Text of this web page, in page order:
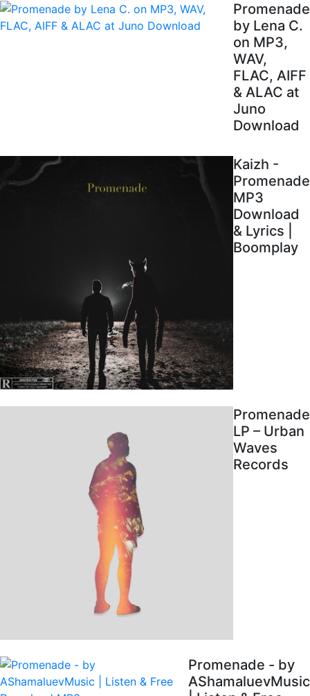
Promenade
by Lena C.
on MP3,
WAV,
FLAC, AIFF
& ALAC at
Juno
Download
Kaizh -
Promenade
MP3
Download
& Lyrics |
Boomplay
Promenade
LP – Urban
Waves
Records
Promenade - by
AShamaluevMusic